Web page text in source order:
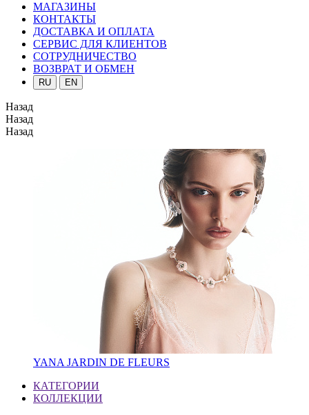
МАГАЗИНЫ
КОНТАКТЫ
ДОСТАВКА И ОПЛАТА
СЕРВИС ДЛЯ КЛИЕНТОВ
СОТРУДНИЧЕСТВО
ВОЗВРАТ И ОБМЕН
RU EN
Назад
Назад
Назад
YANA JARDIN DE FLEURS
КАТЕГОРИИ
КОЛЛЕКЦИИ